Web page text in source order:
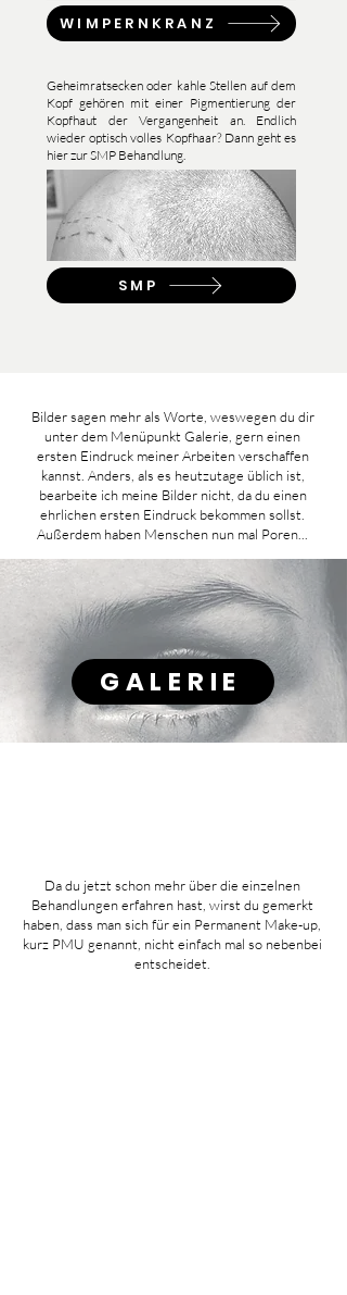
WIMPERNKRANZ
Geheimratsecken oder kahle Stellen auf dem
Kopf gehören mit einer Pigmentierung der
Kopfhaut der Vergangenheit an. Endlich
wieder optisch volles Kopfhaar? Dann geht es
hier zur SMP Behandlung.
SMP
Bilder sagen mehr als Worte, weswegen du dir
unter dem Menüpunkt Galerie, gern einen
ersten Eindruck meiner Arbeiten verschaffen
kannst. Anders, als es heutzutage üblich ist,
bearbeite ich meine Bilder nicht, da du einen
ehrlichen ersten Eindruck bekommen sollst.
Außerdem haben Menschen nun mal Poren...
GALERIE
Da du jetzt schon mehr über die einzelnen
Behandlungen erfahren hast, wirst du gemerkt
haben, dass man sich für ein Permanent Make-up,
kurz PMU genannt, nicht einfach mal so nebenbei
entscheidet.